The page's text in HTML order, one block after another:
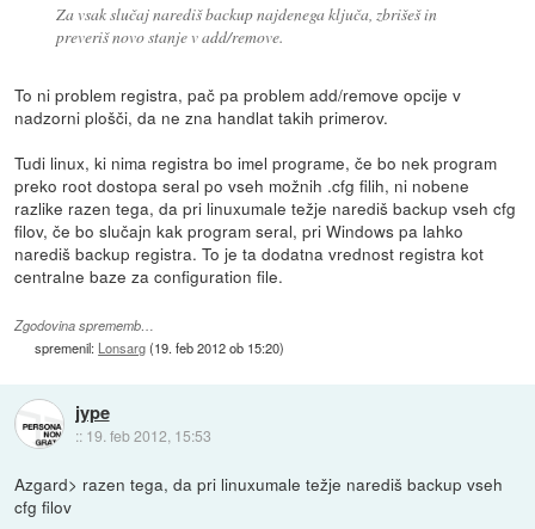
Za vsak slučaj narediš backup najdenega ključa, zbrišeš in
preveriš novo stanje v add/remove.
To ni problem registra, pač pa problem add/remove opcije v
nadzorni plošči, da ne zna handlat takih primerov.
Tudi linux, ki nima registra bo imel programe, če bo nek program
preko root dostopa seral po vseh možnih .cfg filih, ni nobene
razlike razen tega, da pri linuxumale težje narediš backup vseh cfg
filov, če bo slučajn kak program seral, pri Windows pa lahko
narediš backup registra. To je ta dodatna vrednost registra kot
centralne baze za configuration file.
Zgodovina sprememb…
spremenil: Lonsarg(19. feb 2012 ob 15:20)
jype
:: 19. feb 2012, 15:53
Azgard> razen tega, da pri linuxumale težje narediš backup vseh
cfg filov